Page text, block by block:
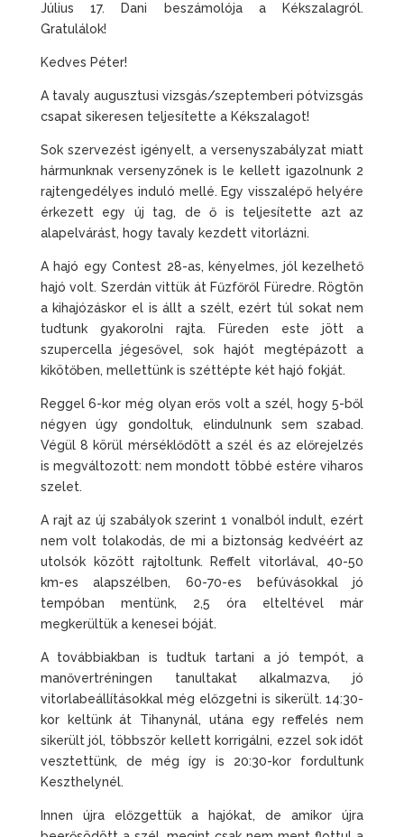
Július 17. Dani beszámolója a Kékszalagról.
Gratulálok!
Kedves Péter!
A tavaly augusztusi vizsgás/szeptemberi pótvizsgás
csapat sikeresen teljesítette a Kékszalagot!
Sok szervezést igényelt, a versenyszabályzat miatt
hármunknak versenyzőnek is le kellett igazolnunk 2
rajtengedélyes induló mellé. Egy visszalépő helyére
érkezett egy új tag, de ő is teljesítette azt az
alapelvárást, hogy tavaly kezdett vitorlázni.
A hajó egy Contest 28-as, kényelmes, jól kezelhető
hajó volt. Szerdán vittük át Fűzfőről Füredre. Rögtön
a kihajózáskor el is állt a szélt, ezért túl sokat nem
tudtunk gyakorolni rajta. Füreden este jött a
szupercella jégesővel, sok hajót megtépázott a
kikötőben, mellettünk is széttépte két hajó fokját.
Reggel 6-kor még olyan erős volt a szél, hogy 5-ből
négyen úgy gondoltuk, elindulnunk sem szabad.
Végül 8 körül mérséklődött a szél és az előrejelzés
is megváltozott: nem mondott többé estére viharos
szelet.
A rajt az új szabályok szerint 1 vonalból indult, ezért
nem volt tolakodás, de mi a biztonság kedvéért az
utolsók között rajtoltunk. Reffelt vitorlával, 40-50
km-es alapszélben, 60-70-es befúvásokkal jó
tempóban mentünk, 2,5 óra elteltével már
megkerültük a kenesei bóját.
A továbbiakban is tudtuk tartani a jó tempót, a
manővertréningen tanultakat alkalmazva, jó
vitorlabeállításokkal még előzgetni is sikerült. 14:30-
kor keltünk át Tihanynál, utána egy reffelés nem
sikerült jól, többször kellett korrigálni, ezzel sok időt
vesztettünk, de még így is 20:30-kor fordultunk
Keszthelynél.
Innen újra előzgettük a hajókat, de amikor újra